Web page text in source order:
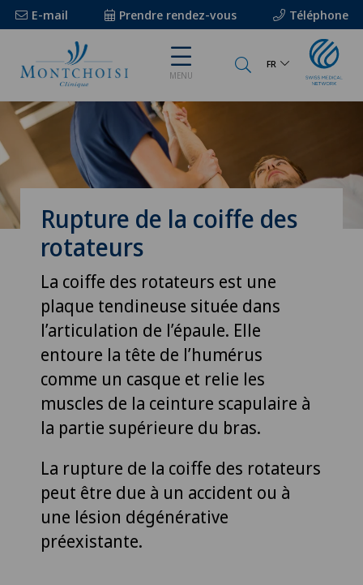
E-mail Prendre rendez-vous Téléphone
MENU
FR
Rupture de la coiffe des
rotateurs
La coiffe des rotateurs est une
plaque tendineuse située dans
l’articulation de l’épaule. Elle
entoure la tête de l’humérus
comme un casque et relie les
muscles de la ceinture scapulaire à
la partie supérieure du bras.
La rupture de la coiffe des rotateurs
peut être due à un accident ou à
une lésion dégénérative
préexistante.